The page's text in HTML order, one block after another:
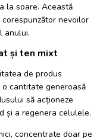
la soare. Această
nevoilor
anului.
și ten mixt
de produs
cantitate generoasă
să acționeze
și a regenera celulele.
concentrate doar pe